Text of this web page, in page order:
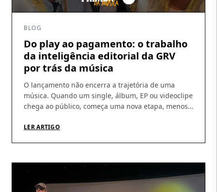
BLOG
Do play ao pagamento: o trabalho
da inteligência editorial da GRV
por trás da música
O lançamento não encerra a trajetória de uma
música. Quando um single, álbum, EP ou videoclipe
chega ao público, começa uma nova etapa, menos
circulação das obras, identificar utilizações, conferir
LER ARTIGO